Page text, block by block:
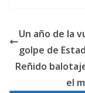
Un año de la
golpe de
Reñido
el